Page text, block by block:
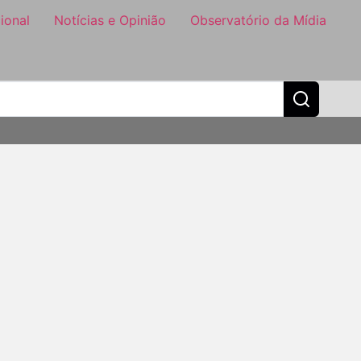
Notícias e Opinião Observatório da Mídia